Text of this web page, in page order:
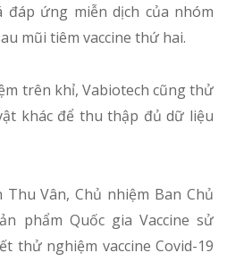
đáp ứng miễn dịch của nhóm
mũi tiêm vaccine thứ hai.
trên khỉ, Vabiotech cũng thử
khác để thu thập đủ dữ liệu
Vân, Chủ nhiệm Ban Chủ
phẩm Quốc gia Vaccine sử
thử nghiệm vaccine Covid-19